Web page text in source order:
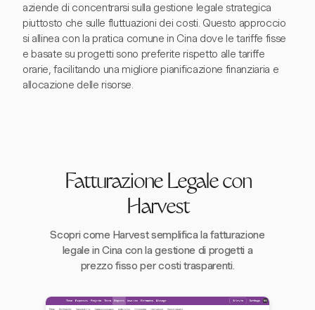
aziende di concentrarsi sulla gestione legale strategica
piuttosto che sulle fluttuazioni dei costi. Questo approccio
si allinea con la pratica comune in Cina dove le tariffe fisse
e basate su progetti sono preferite rispetto alle tariffe
orarie, facilitando una migliore pianificazione finanziaria e
allocazione delle risorse.
Fatturazione Legale con
Harvest
Scopri come Harvest semplifica la fatturazione
legale in Cina con la gestione di progetti a
prezzo fisso per costi trasparenti.